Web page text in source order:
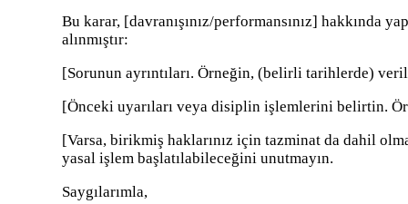
Bu karar, [davranışınız/performansınız] hakkında
alınmıştır:
[Sorunun ayrıntıları. Örneğin, (belirli tarihlerde)
[Önceki uyarıları veya disiplin işlemlerini belirtin.
[Varsa, birikmiş haklarınız için tazminat da dahil
yasal işlem başlatılabileceğini unutmayın.
Saygılarımla,